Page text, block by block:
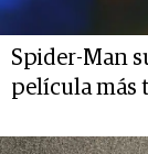
Spider-Man
película más